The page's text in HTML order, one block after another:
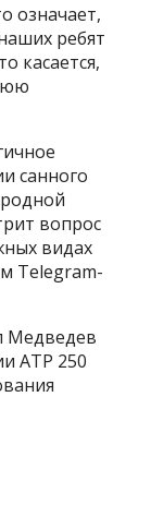
означает,
ребят
касается,
санного
вопрос
видах
Telegram-
Медведев
ATP 250